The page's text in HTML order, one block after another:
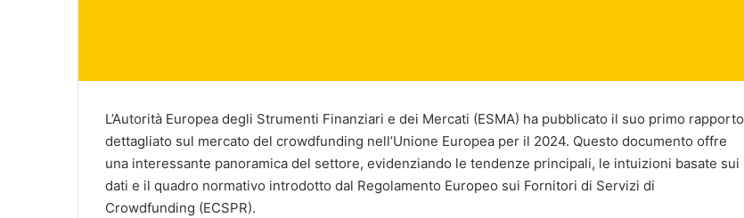
L’Autorità Europea degli Strumenti Finanziari e dei Mercati (ESMA) ha pubblicato il suo primo rapporto
dettagliato sul mercato del crowdfunding nell’Unione Europea per il 2024. Questo documento offre
una interessante panoramica del settore, evidenziando le tendenze principali, le intuizioni basate sui
dati e il quadro normativo introdotto dal Regolamento Europeo sui Fornitori di Servizi di
Crowdfunding (ECSPR).